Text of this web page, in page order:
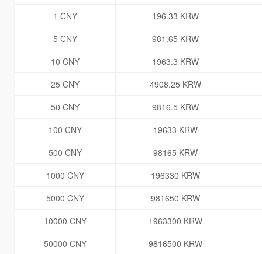
1 CNY
196.33 KRW
5 CNY
981.65 KRW
10 CNY
1963.3 KRW
25 CNY
4908.25 KRW
50 CNY
9816.5 KRW
100 CNY
19633 KRW
500 CNY
98165 KRW
1000 CNY
196330 KRW
5000 CNY
981650 KRW
10000 CNY
1963300 KRW
50000 CNY
9816500 KRW